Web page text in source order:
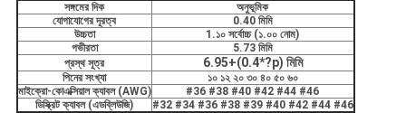
সঙ্গমের দিক
অনুভূমিক
যোগাযোগের দূরত্ব
0.40 মিমি
উচ্চতা
1.১০ সর্বোচ্চ (১.০০ নোম)
গভীরতা
5.73 মিমি
প্রস্থ সূত্র
6.95+(0.4*?p) মিমি
পিনের সংখ্যা
১০ ১২ ২০ ৩০ ৪০ ৫০ ৬০
মাইক্রো-কোএক্সিয়াল ক্যাবল (AWG)
#36 #38 #40 #42 #44 #46
ডিস্ক্রিট ক্যাবল (এডব্লিউজি)
#32 #34 #36 #38 #39 #40 #42 #44 #46